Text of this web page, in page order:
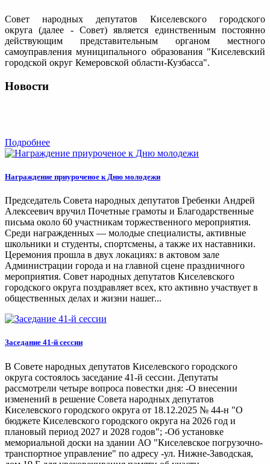
Совет народных депутатов Киселевского городского
округа (далее - Совет) является единственным постоянно
действующим представительным органом местного
самоуправления муниципального образования "Киселевский
городской округ Кемеровской области-Кузбасса".
Новости
Подробнее
Награждение приуроченое к Дню молодежи
Председатель Совета народных депутатов Гребенки Андрей
Алексеевич вручил Почетные грамоты и Благодарственные
письма около 60 участникам торжественного мероприятия.
Среди награжденных — молодые специалисты, активные
школьники и студенты, спортсмены, а также их наставники.
Церемония прошла в двух локациях: в актовом зале
Администрации города и на главной сцене праздничного
мероприятия. Совет народных депутатов Киселевского
городского округа поздравляет всех, кто активно участвует в
общественных делах и жизни нашег...
Заседание 41-й сессии
В Совете народных депутатов Киселевского городского
округа состоялось заседание 41-й сессии. Депутаты
рассмотрели четыре вопроса повестки дня: -О внесении
изменений в решение Совета народных депутатов
Киселевского городского округа от 18.12.2025 № 44-н "О
бюджете Киселевского городского округа на 2026 год и
плановый период 2027 и 2028 годов"; -Об установке
мемориальной доски на здании АО "Киселевское погрузочно-
транспортное управление" по адресу -ул. Нижне-Заводская,